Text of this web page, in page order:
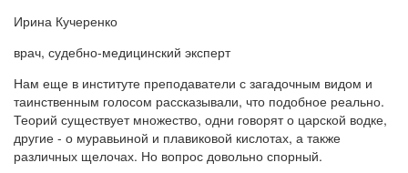
Ирина Кучеренко
врач, судебно-медицинский эксперт
Нам еще в институте преподаватели с загадочным видом и
таинственным голосом рассказывали, что подобное реально.
Теорий существует множество, одни говорят о царской водке,
другие - о муравьиной и плавиковой кислотах, а также
различных щелочах. Но вопрос довольно спорный.